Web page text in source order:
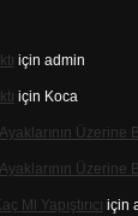
için admin
için Koca
Üzerine
Üzerine
Ml Yapıştırıcı için